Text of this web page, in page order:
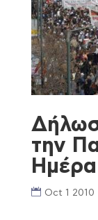
την
Oct 1 2010